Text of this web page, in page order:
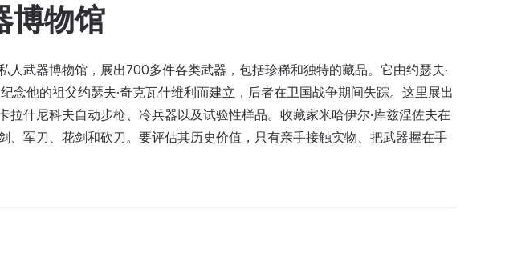
博物馆
人武器博物馆，展出700多件各类武器，包括珍稀和独特的藏品。它由约瑟夫·
念他的祖父约瑟夫·奇克瓦什维利而建立，后者在卫国战争期间失踪。这里展出
拉什尼科夫自动步枪、冷兵器以及试验性样品。收藏家米哈伊尔·库兹涅佐夫在
、军刀、花剑和砍刀。要评估其历史价值，只有亲手接触实物、把武器握在手